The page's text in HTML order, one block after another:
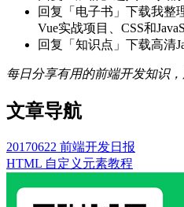
回复「电子书」下载我整
Vue实战项目、CSS和
回复「知识点」下载高清
每日分享有用的前端开发知识
文章导航
20170622 前端开发日报
HTML 自定义元素教程